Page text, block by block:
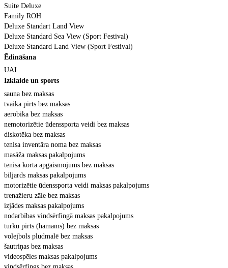
Suite Deluxe
Family ROH
Deluxe Standart Land View
Deluxe Standard Sea View (Sport Festival)
Deluxe Standard Land View (Sport Festival)
Ēdināšana
UAI
Izklaide un sports
sauna bez maksas
tvaika pirts bez maksas
aerobika bez maksas
nemotorizētie ūdenssporta veidi bez maksas
diskotēka bez maksas
tenisa inventāra noma bez maksas
masāža maksas pakalpojums
tenisa korta apgaismojums bez maksas
biljards maksas pakalpojums
motorizētie ūdenssporta veidi maksas pakalpojums
trenažieru zāle bez maksas
izjādes maksas pakalpojums
nodarbības vindsērfingā maksas pakalpojums
turku pirts (hamams) bez maksas
volejbols pludmalē bez maksas
šautriņas bez maksas
videospēles maksas pakalpojums